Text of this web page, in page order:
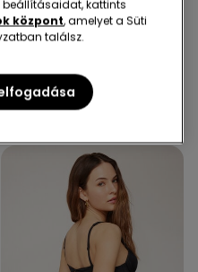
4 Szín
Pamut Bokazokni
2990 Ft
kattints
központ, amelyet a Süti
találsz.